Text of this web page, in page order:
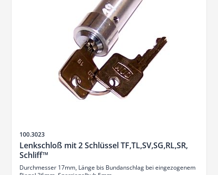
Sku
100.3023
Lenkschloß mit 2 Schlüssel TF,TL,SV,SG,RL,SR,
Schliff™
Durchmesser 17mm, Länge bis Bundanschlag bei eingezogenem